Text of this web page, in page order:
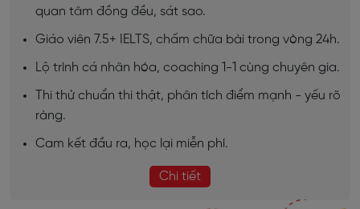
quan tâm đồng đều, sát sao.
Giáo viên 7.5+ IELTS, chấm chữa bài trong vòng 24h.
Lộ trình cá nhân hóa, coaching 1-1 cùng chuyên gia.
Thi thử chuẩn thi thật, phân tích điểm mạnh - yếu rõ
ràng.
Cam kết đầu ra, học lại miễn phí.
Chi tiết